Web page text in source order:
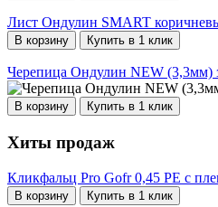
Лист Ондулин SMART
В корзину Купить в 1 клик
Черепица Ондулин NEW (3,3мм)
В корзину Купить в 1 клик
Хиты продаж
Кликфальц Pro Gofr 0,45 PE с
В корзину Купить в 1 клик